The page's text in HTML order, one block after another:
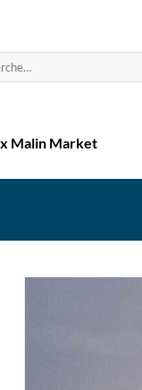
Malin Market